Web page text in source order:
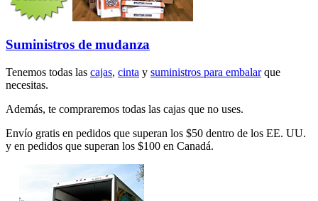
Suministros de mudanza
Tenemos todas las cajas, cinta y suministros para embalarque
necesitas.
Además, te compraremos todas las cajas que no uses.
Envío gratis en pedidos que superan los $50 dentro de los EE. UU.
y en pedidos que superan los $100 en Canadá.